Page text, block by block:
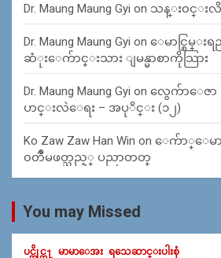
Dr. Maung Maung Gyi on သန္း၀င္းလိႈ
Dr. Maung Maung Gyi on ေမာင္စြမ္း
ဆံုးေက်ာင္းသား ျမန္မာစာကိုသြား
Dr. Maung Maung Gyi on လွေက်ာေဇာ
ပာင္းလဲေရး – အပုိင္း (၁၂)
Ko Zaw Zaw Han Win on ေက်ာ္ေမာ
၀တၳဳမဖတ္သည့္ ပညာတတ္
You may Missed
ပင္တိုင္က႑ မာမာေအး ရသေဆာင္းပါးစုံ